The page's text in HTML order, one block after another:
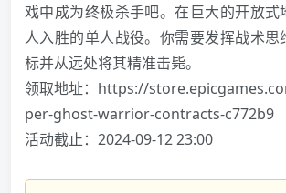
戏中成为终极杀手吧。在巨大的开放式
人入胜的单人战役。你需要发挥战术思
标并从远处将其精准击毙。
领取地址： https://
per-ghost-warrior-contracts-c772b9
活动截止：2024-09-12 23:00